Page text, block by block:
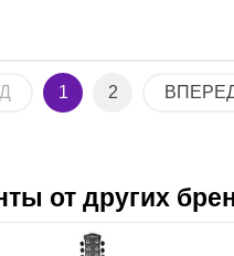
1 2
от других